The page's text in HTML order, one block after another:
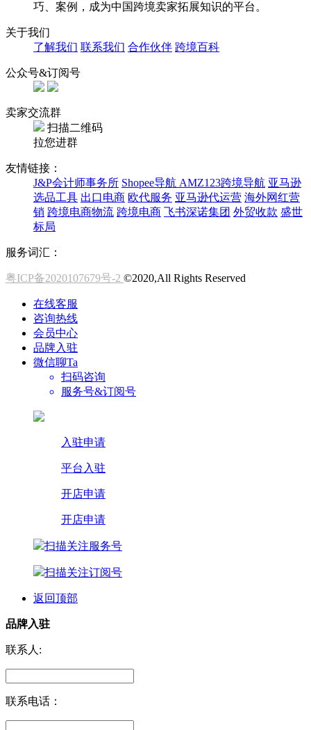
巧、案例，成为中国跨境卖家拓展知识的平台。
关于我们
了解我们 联系我们 合作伙伴 跨境百科
公众号&订阅号
卖家交流群
扫描二维码
拉您进群
友情链接：
J&P会计师事务所 Shopee导航 AMZ123跨境导航 亚马逊
选品工具 出口电商 欧代服务 亚马逊代运营 海外网红营
销 跨境电商物流 跨境电商 飞书深诺集团 外贸收款 盛世
标局
服务词汇：
粤ICP备2020107679号-2 ©2020,All Rights Reserved
在线客服
咨询热线
会员中心
品牌入驻
微信聊Ta
扫码咨询
服务号&订阅号
入驻申请
平台入驻
开店申请
开店申请
扫描关注服务号
扫描关注订阅号
返回顶部
品牌入驻
联系人:
联系电话：